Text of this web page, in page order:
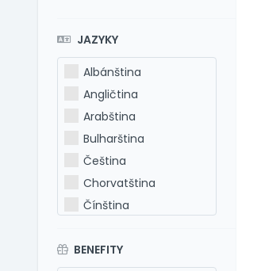
JAZYKY
Albánština
Angličtina
Arabština
Bulharština
Čeština
Chorvatština
Čínština
Francouzština
BENEFITY